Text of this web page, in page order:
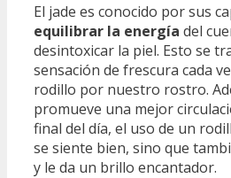
El jade es conocido por sus
equilibrar la energía del
desintoxicar la piel. Esto se
sensación de frescura cada
rodillo por nuestro rostro.
promueve una mejor
final del día, el uso de un
se siente bien, sino que
y le da un brillo encantador.